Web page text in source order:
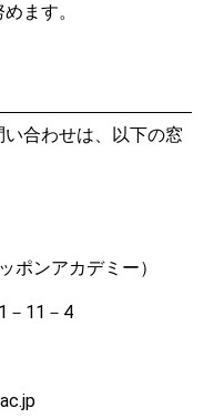
ます。
合わせは、以下の窓
ポンアカデミー）
－11－4